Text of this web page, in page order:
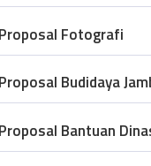
Fotografi
Budidaya
Bantuan